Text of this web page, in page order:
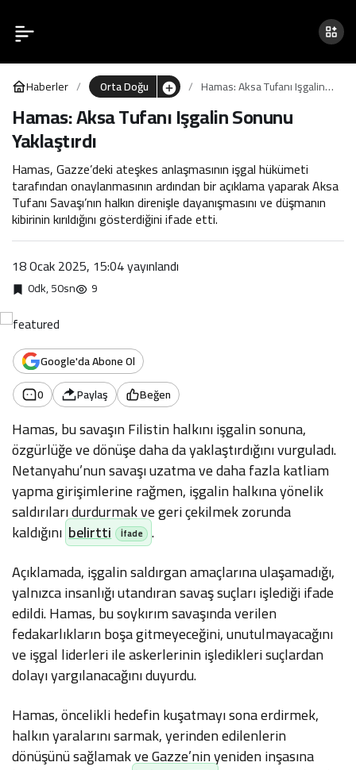
Haberler Orta Doğu
Hamas: Aksa Tufanı Işgalin
Sonunu Yaklaştırdı
Hamas: Aksa Tufanı Işgalin Sonunu
Yaklaştırdı
Hamas, Gazze’deki ateşkes anlaşmasının işgal hükümeti
tarafından onaylanmasının ardından bir açıklama yaparak Aksa
Tufanı Savaşı’nın halkın direnişle dayanışmasını ve düşmanın
kibirinin kırıldığını gösterdiğini ifade etti.
18 Ocak 2025, 15:04yayınlandı
0dk, 50sn 9
Google'da Abone Ol
0
Paylaş Beğen
Hamas, bu savaşın Filistin halkını işgalin sonuna,
özgürlüğe ve dönüşe daha da yaklaştırdığını vurguladı.
Netanyahu’nun savaşı uzatma ve daha fazla katliam
yapma girişimlerine rağmen, işgalin halkına yönelik
saldırıları durdurmak ve geri çekilmek zorunda
kaldığını belirtti
.
Açıklamada, işgalin saldırgan amaçlarına ulaşamadığı,
yalnızca insanlığı utandıran savaş suçları işlediği ifade
edildi. Hamas, bu soykırım savaşında verilen
fedakarlıkların boşa gitmeyeceğini, unutulmayacağını
ve işgal liderleri ile askerlerinin işledikleri suçlardan
dolayı yargılanacağını duyurdu.
Hamas, öncelikli hedefin kuşatmayı sona erdirmek,
halkın yaralarını sarmak, yerinden edilenlerin
dönüşünü sağlamak ve Gazze’nin yeniden inşasına
Hamas: Aksa Tufanı Işgalin
Sonunu Yaklaştırdı
0